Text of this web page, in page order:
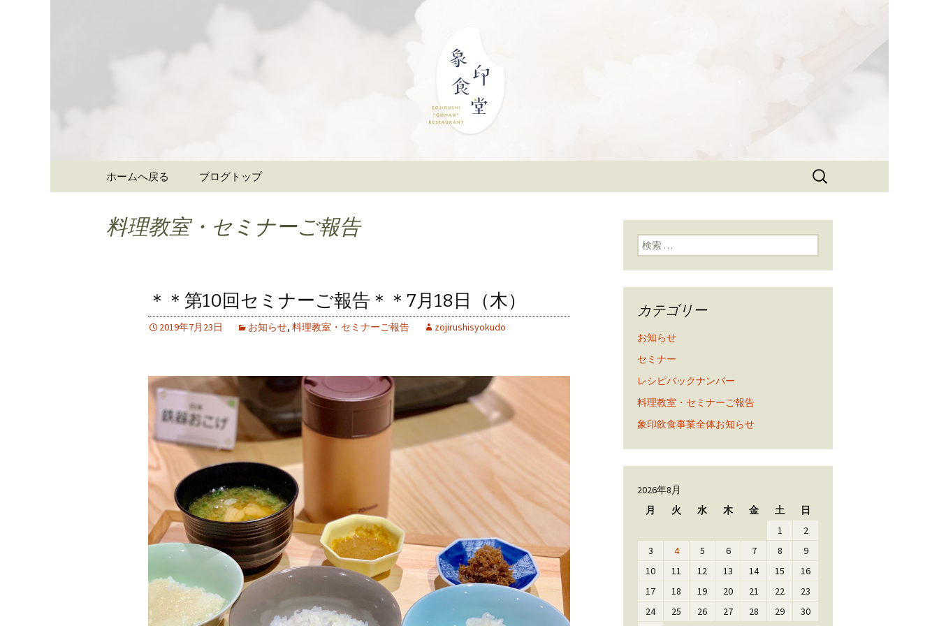
難波・なんばスカイオにある和食「象印
食堂」の公式ブログ
大阪難波の和食「象印食堂」。象印マホービンが、「ごはんレストラン」として、美味しいごはんを
コンテンツへ移動
ホームへ戻る ブログトップ
検
料理教室・セミナーご報告
＊＊第10回セミナーご報告＊＊7月18日（木）
2019年7月23日 お知らせ, 料理教室・セミナーご報告 zojirushisyokudo
検索:
カテゴリー
お知らせ
セミナー
レシピバックナンバー
料理教室・セミナーご報告
象印飲食事業全体お知らせ
2026年8月
月
火 水 木 金 土
日
1
2
3
4 5 6 7 8
9
10
11 12 13 14 15
16
17
18 19 20 21 22
23
24
25 26 27 28 29
30